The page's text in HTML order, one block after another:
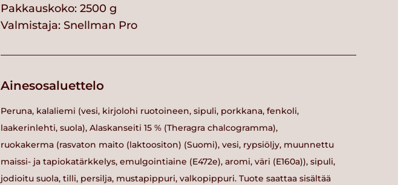
Pakkauskoko: 2500 g
Valmistaja: Snellman Pro
Ainesosaluettelo
Peruna, kalaliemi (vesi, kirjolohi ruotoineen, sipuli, porkkana, fenkoli,
laakerinlehti, suola), Alaskanseiti 15 % (Theragra chalcogramma),
ruokakerma (rasvaton maito (laktoositon) (Suomi), vesi, rypsiöljy, muunnettu
maissi- ja tapiokatärkkelys, emulgointiaine (E472e), aromi, väri (E160a)), sipuli,
jodioitu suola, tilli, persilja, mustapippuri, valkopippuri. Tuote saattaa sisältää